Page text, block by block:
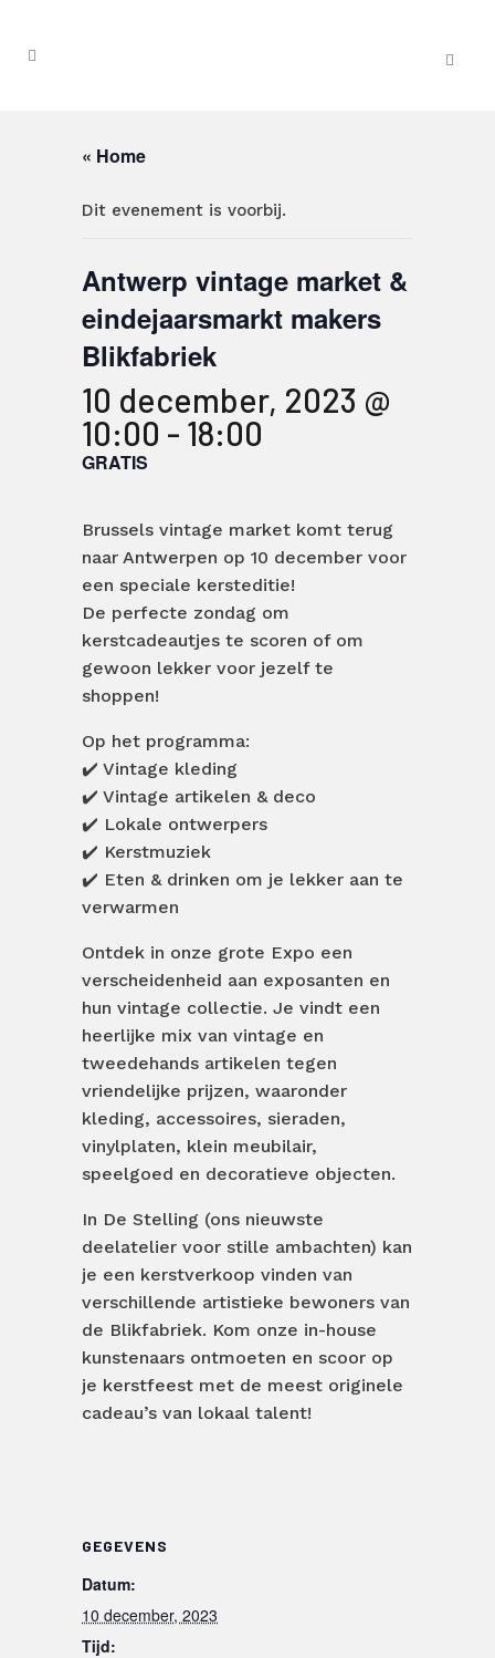
« Home
Dit evenement is voorbij.
Antwerp vintage market &
eindejaarsmarkt makers
Blikfabriek
10 december, 2023 @
10:00 - 18:00
GRATIS
Brussels vintage market komt terug
naar Antwerpen op 10 december voor
een speciale kersteditie!
De perfecte zondag om
kerstcadeautjes te scoren of om
gewoon lekker voor jezelf te
shoppen!
Op het programma:
✔️ Vintage kleding
✔️ Vintage artikelen & deco
✔️ Lokale ontwerpers
✔️ Kerstmuziek
✔️ Eten & drinken om je lekker aan te
verwarmen
Ontdek in onze grote Expo een
verscheidenheid aan exposanten en
hun vintage collectie. Je vindt een
heerlijke mix van vintage en
tweedehands artikelen tegen
vriendelijke prijzen, waaronder
kleding, accessoires, sieraden,
vinylplaten, klein meubilair,
speelgoed en decoratieve objecten.
In De Stelling (ons nieuwste
deelatelier voor stille ambachten) kan
je een kerstverkoop vinden van
verschillende artistieke bewoners van
de Blikfabriek. Kom onze in-house
kunstenaars ontmoeten en scoor op
je kerstfeest met de meest originele
cadeau’s van lokaal talent!
GEGEVENS
Datum:
10 december, 2023
Tijd: